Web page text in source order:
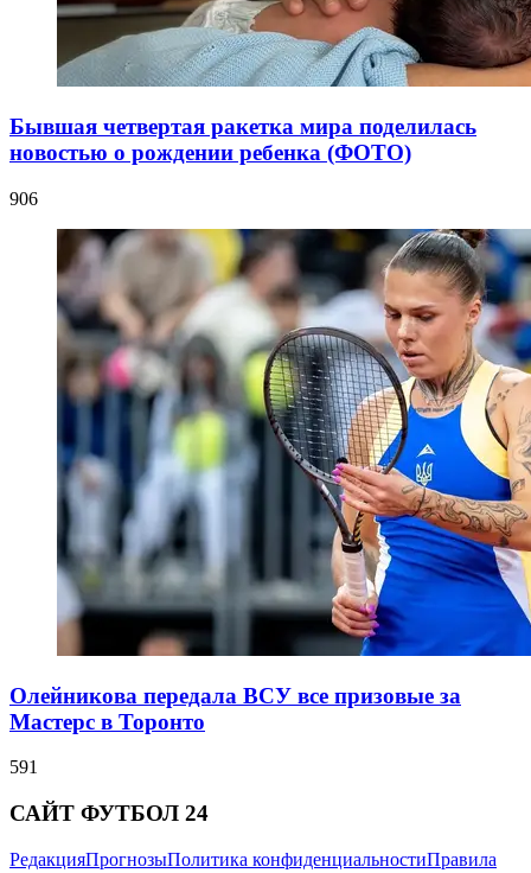
Бывшая четвертая ракетка мира поделилась
новостью о рождении ребенка (ФОТО)
906
Олейникова передала ВСУ все призовые за
Мастерс в Торонто
591
САЙТ ФУТБОЛ 24
РедакцияПрогнозыПолитика конфиденциальностиПравила